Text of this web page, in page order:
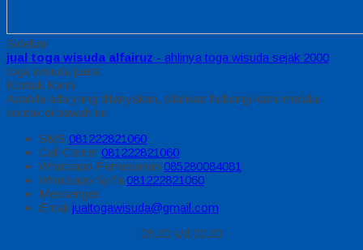
Sidebar
jual toga wisuda alfairuz - ahlinya toga wisuda sejak 2000
toga wisuda juara
Kontak Kami
Apabila ada yang ditanyakan, silahkan hubungi kami melalui
kontak di bawah ini.
SMS 081222821060
Call Center 081222821060
Whatsapp Pemesanan 085280084081
Whatsapp Syifa 081222821060
Messenger
Email jualtogawisuda@gmail.com
08.00 s/d 20.00